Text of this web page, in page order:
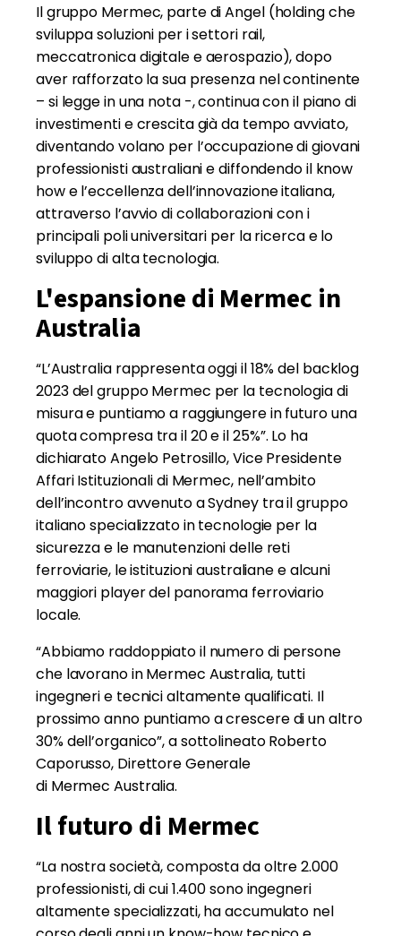
Il gruppo Mermec, parte di Angel (holding che
sviluppa soluzioni per i settori rail,
meccatronica digitale e aerospazio), dopo
aver rafforzato la sua presenza nel continente
– si legge in una nota -, continua con il piano di
investimenti e crescita già da tempo avviato,
diventando volano per l’occupazione di giovani
professionisti australiani e diffondendo il know
how e l’eccellenza dell’innovazione italiana,
attraverso l’avvio di collaborazioni con i
principali poli universitari per la ricerca e lo
sviluppo di alta tecnologia.
L'espansione di Mermec in
Australia
“L’Australia rappresenta oggi il 18% del backlog
2023 del gruppo Mermec per la tecnologia di
misura e puntiamo a raggiungere in futuro una
quota compresa tra il 20 e il 25%”. Lo ha
dichiarato Angelo Petrosillo, Vice Presidente
Affari Istituzionali di Mermec, nell’ambito
dell’incontro avvenuto a Sydney tra il gruppo
italiano specializzato in tecnologie per la
sicurezza e le manutenzioni delle reti
ferroviarie, le istituzioni australiane e alcuni
maggiori player del panorama ferroviario
locale.
“Abbiamo raddoppiato il numero di persone
che lavorano in Mermec Australia, tutti
ingegneri e tecnici altamente qualificati. Il
prossimo anno puntiamo a crescere di un altro
30% dell’organico”, a sottolineato Roberto
Caporusso, Direttore Generale
di Mermec Australia.
Il futuro di Mermec
“La nostra società, composta da oltre 2.000
professionisti, di cui 1.400 sono ingegneri
altamente specializzati, ha accumulato nel